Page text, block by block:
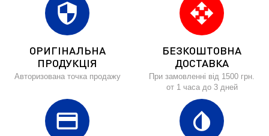
security
ОРИГІНАЛЬНА
ПРОДУКЦІЯ
Авторизована точка продажу
open_with
БЕЗКОШТОВНА
ДОСТАВКА
При замовленні від 1500 грн.
от 1 часа до 3 дней
credit_card invert_colors